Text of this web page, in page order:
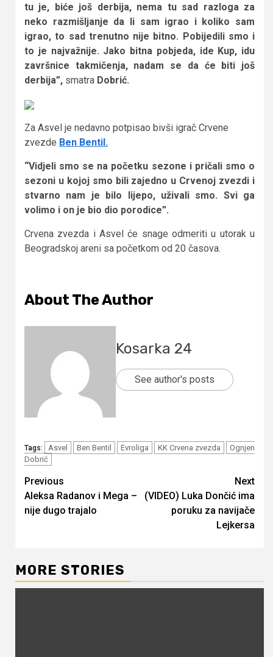
tu je, biće još derbija, nema tu sad razloga za
neko razmišljanje da li sam igrao i koliko sam
igrao, to sad trenutno nije bitno. Pobijedili smo i
to je najvažnije. Jako bitna pobjeda, ide Kup, idu
završnice takmičenja, nadam se da će biti još
derbija”, smatra Dobrić.
Za Asvel je nedavno potpisao bivši igrač Crvene
zvezde Ben Bentil.
“Vidjeli smo se na početku sezone i pričali smo o
sezoni u kojoj smo bili zajedno u Crvenoj zvezdi i
stvarno nam je bilo lijepo, uživali smo. Svi ga
volimo i on je bio dio porodice”.
Crvena zvezda i Asvel će snage odmeriti u utorak u
Beogradskoj areni sa početkom od 20 časova.
About The Author
Kosarka 24
See author's posts
Tags: Asvel Ben Bentil Evroliga KK Crvena zvezda
Ognjen
Dobrić
Continue
Reading
Previous
Aleksa Radanov i Mega –
nije dugo trajalo
Next
(VIDEO) Luka Dončić ima
poruku za navijače
Lejkersa
MORE STORIES